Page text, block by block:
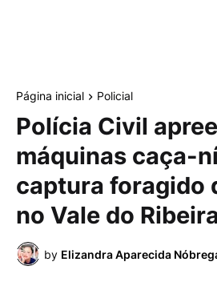
Página inicial Policial
Polícia Civil
máquinas caça-
captura foragido
no Vale do
by Elizandra Aparecida